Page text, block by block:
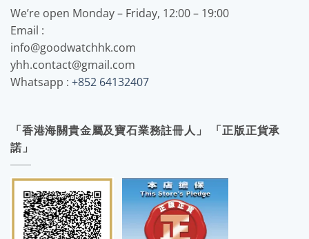
We’re open Monday – Friday, 12:00 – 19:00
Email :
info@goodwatchhk.com
yhh.contact@gmail.com
Whatsapp : +852 64132407
「香港海關貴金屬及寶石業務註冊人」 「正版正貨承
諾」